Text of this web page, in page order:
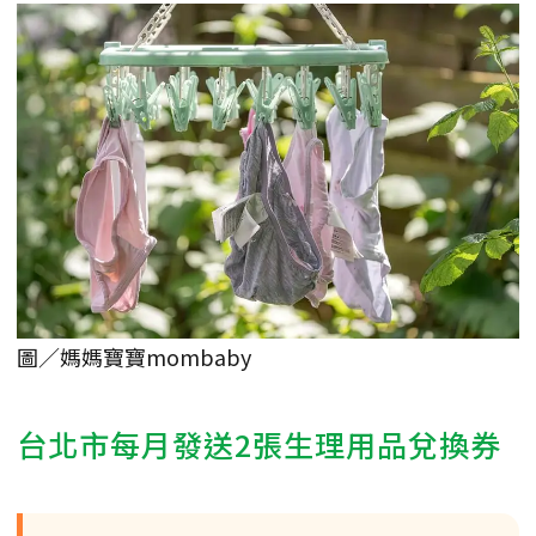
圖／媽媽寶寶mombaby
台北市每月發送2張生理用品兌換券